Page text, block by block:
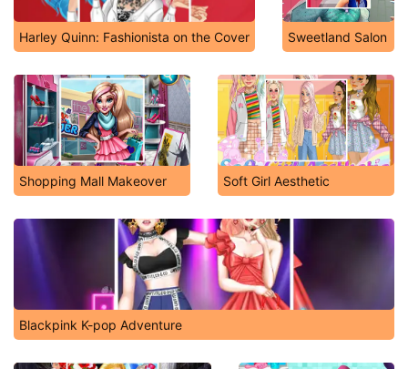
Harley Quinn: Fashionista on the Cover Sweetland Salon
Shopping Mall Makeover Soft Girl Aesthetic
Blackpink K-pop Adventure